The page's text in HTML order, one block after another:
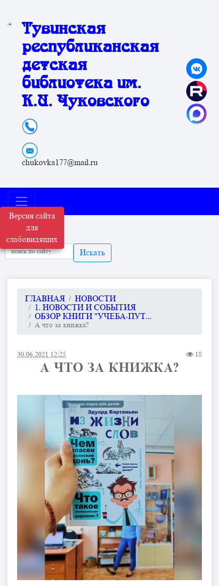
Версия сайта
для
слабовидящих
Тувинская
республиканская
детская
библиотека им.
К.И. Чуковского
chukovka177@mail.ru
Искать
ГЛАВНАЯ
НОВОСТИ
1. НОВОСТИ И СОБЫТИЯ
ОБЗОР КНИГИ "УЧЕБА-ПУТ...
А что за книжка?
30.06.2021 12:25 18
А ЧТО ЗА КНИЖКА?